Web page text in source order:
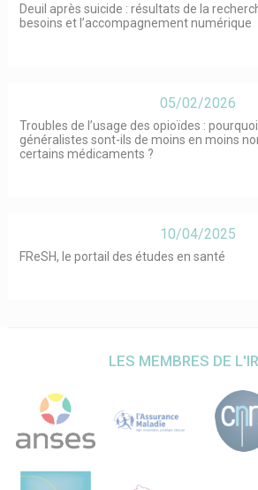
Deuil après suicide : résultats de la
besoins et l’accompagnement numérique
05/02/2026
Troubles de l’usage des opioïdes :
généralistes sont-ils de moins en moins
certains médicaments ?
10/04/2025
FReSH, le portail des études en santé
LES MEMBRES DE